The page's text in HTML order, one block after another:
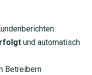
und automatisch
Betreibern